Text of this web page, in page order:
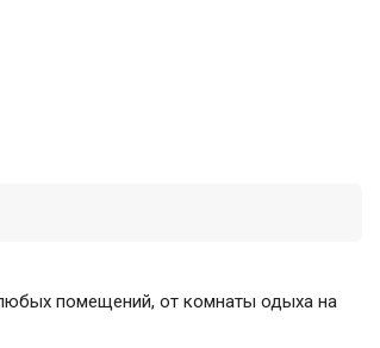
помещений, от комнаты одыха на